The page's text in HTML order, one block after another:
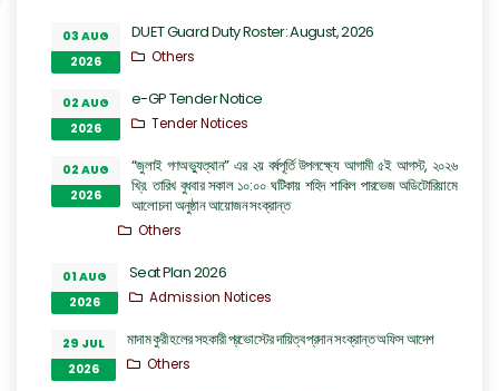
03 AUG
2026
DUET Guard Duty Roster: August, 2026
Others
02 AUG
2026
e-GP Tender Notice
Tender Notices
02 AUG
2026
“জুলাই গণঅভ্যুত্থান” এর ২য় বর্ষপূর্তি উপলক্ষ্যে আগামী ৫ই আগস্ট, ২০২৬
খ্রি. তারিখ বুধবার সকাল ১০:০০ ঘটিকায় শহিদ শাকিল পারভেজ অডিটোরিয়ামে
আলোচনা অনুষ্ঠান আয়োজন সংক্রান্ত
Others
01 AUG
2026
Seat Plan 2026
Admission Notices
29 JUL
2026
মাদাম কুরী হলের সহকারী প্রভোস্টের দায়িত্ব প্রদান সংক্রান্ত অফিস আদেশ
Others